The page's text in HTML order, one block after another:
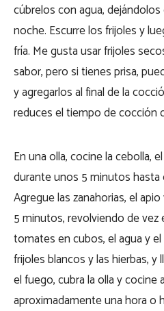
cúbrelos con agua,
noche. Escurre los frijoles y
fría. Me gusta usar frijoles
sabor, pero si tienes prisa,
y agregarlos al final de la
reduces el tiempo de cocción
En una olla, cocine la cebolla,
durante unos 5 minutos hasta
Agregue las zanahorias, el
5 minutos, revolviendo de vez
tomates en cubos, el agua y
frijoles blancos y las hierbas, y
el fuego, cubra la olla y
aproximadamente una hora o